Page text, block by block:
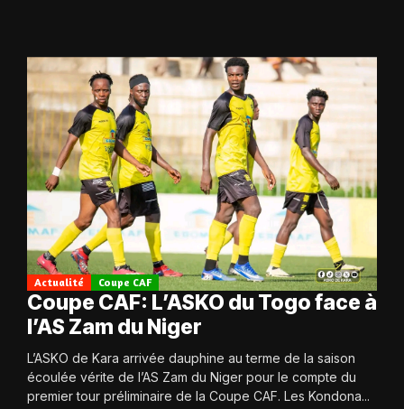
Actualité Coupe CAF
Coupe CAF: L’ASKO du Togo face à
l’AS Zam du Niger
L’ASKO de Kara arrivée dauphine au terme de la saison
écoulée vérite de l’AS Zam du Niger pour le compte du
premier tour préliminaire de la Coupe CAF. Les Kondona...